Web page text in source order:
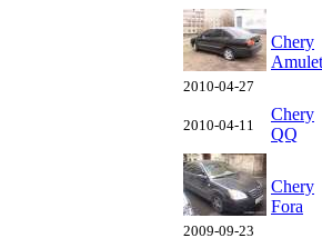
2010-04-27
Chery
Amulet
2010-04-11
Chery
QQ
2009-09-23
Chery
Fora